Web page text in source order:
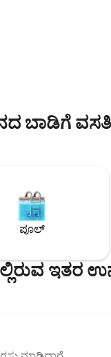
ಬೆಡ್, ಶವರ್
ಬಾತ್‌ರೂಮ್,
ಮ್ಯೂಸಿಕ್ ಪ್ಲೇಯರ್
ಬಾಡಿಗೆ
ಪೂಲ್
ಇತರ